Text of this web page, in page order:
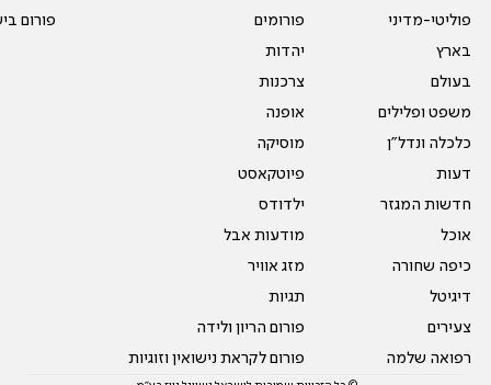
פוליטי-מדיני
בארץ
בעולם
משפט ופלילים
כלכלה ונדל"ן
דעות
חדשות המגזר
אוכל
כיפה שחורה
דיגיטל
צעירים
רפואה שלמה
פורומים
יהדות
צרכנות
אופנה
מוסיקה
פיוטקאסט
ילדודס
מודעות אבל
מזג אוויר
תגיות
פורום הריון ולידה
פורום לקראת נישואין וזוגיות
פורום